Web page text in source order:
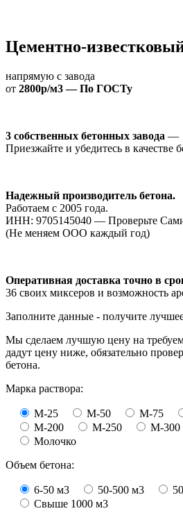
Цементно-
напрямую с завода
от 2800р/м3 — По ГОСТу
3 собственных бетонных завода —
Приезжайте и убедитесь в качестве
Надежный производитель бетона.
Работаем с 2005 года.
ИНН: 9705145040 — Проверьте
(Не меняем ООО каждый год)
Оперативная доставка точно в
36 своих миксеров и возможность
Заполните данные - получите
Мы сделаем лучшую цену на
дадут цену ниже, обязательно
бетона.
Марка раствора:
М-25 М-50 М-75
М-200
М-250 М-300
Молочко
Объем бетона:
6-50 м3 50-500 м3
Свыше 1000 м3